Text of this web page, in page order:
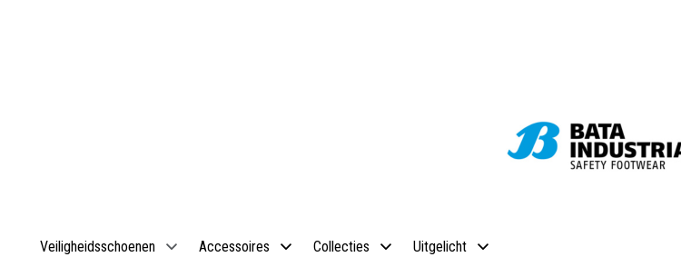
Veiligheidsschoenen Accessoires Collecties Uitgelicht